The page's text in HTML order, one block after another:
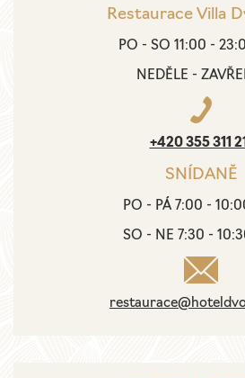
Restaurace Villa
PO - SO 11:00 -
NEDĚLE -
+420 355 311
SNÍDANĚ
PO - PÁ 7:00 -
SO - NE 7:30 -